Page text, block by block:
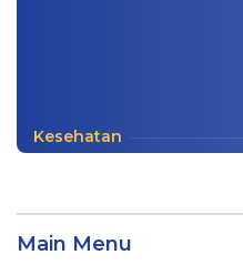
Kesehatan
Main Menu